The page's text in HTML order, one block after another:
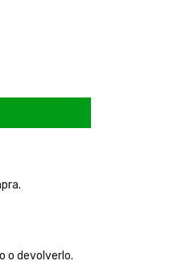
o devolverlo.